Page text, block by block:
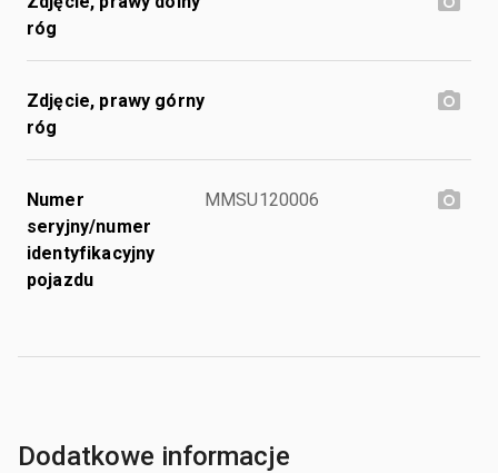
róg
Zdjęcie, prawy górny
róg
Numer
seryjny/numer
identyfikacyjny
pojazdu
MMSU120006
Dodatkowe informacje